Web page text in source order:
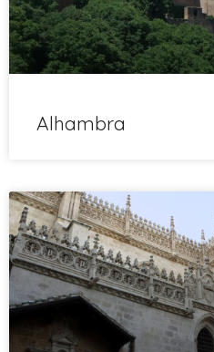
Alhambra